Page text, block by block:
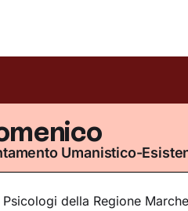
Umanistico-
della Regione